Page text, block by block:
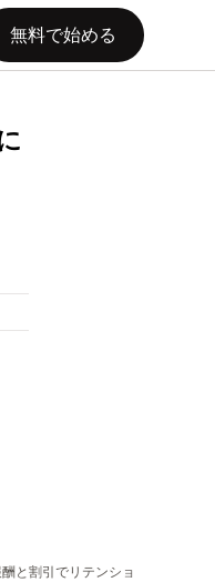
無料で始める
と割引でリテンショ